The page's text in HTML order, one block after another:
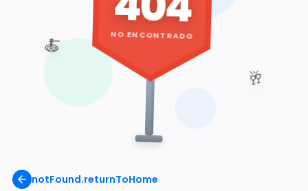
notFound.returnToHome
🥂
🍝 NO ENCONTRADO